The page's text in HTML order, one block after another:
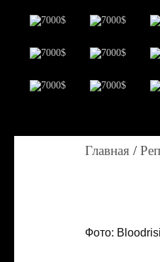
Главная /
Фото: